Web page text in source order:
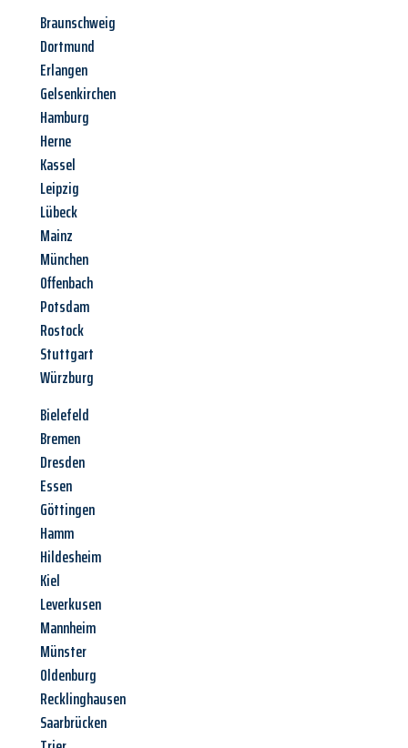
Braunschweig
Dortmund
Erlangen
Gelsenkirchen
Hamburg
Herne
Kassel
Leipzig
Lübeck
Mainz
München
Offenbach
Potsdam
Rostock
Stuttgart
Würzburg
Bielefeld
Bremen
Dresden
Essen
Göttingen
Hamm
Hildesheim
Kiel
Leverkusen
Mannheim
Münster
Oldenburg
Recklinghausen
Saarbrücken